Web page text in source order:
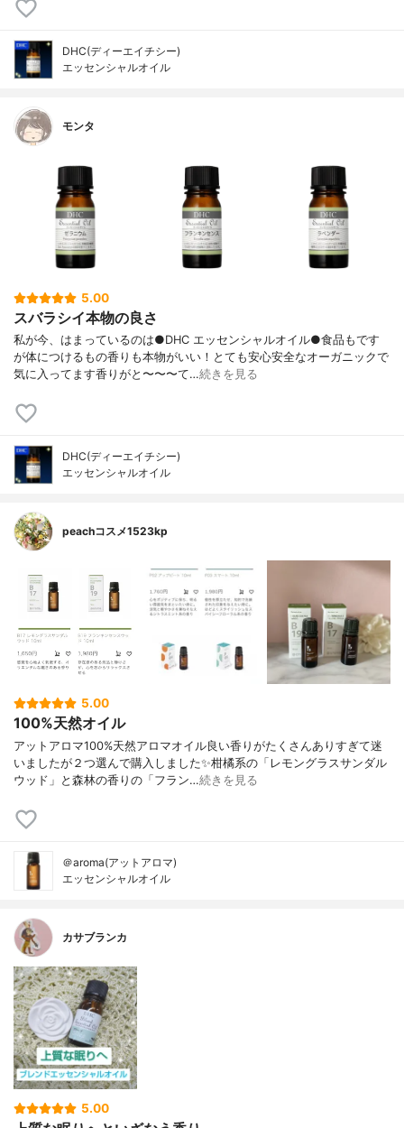
DHC(ディーエイチシー)
エッセンシャルオイル
モンタ
5.00
スバラシイ本物の良さ
私が今、はまっているのは●DHC エッセンシャルオイル●食品もです
が体につけるもの香りも本物がいい！とても安心安全なオーガニックで
気に入ってます香りがと〜〜〜て…続きを見る
DHC(ディーエイチシー)
エッセンシャルオイル
peachコスメ1523kp
5.00
100%天然オイル
アットアロマ100%天然アロマオイル良い香りがたくさんありすぎて迷
いましたが２つ選んで購入しました✨柑橘系の「レモングラスサンダル
ウッド」と森林の香りの「フラン…続きを見る
＠aroma(アットアロマ)
エッセンシャルオイル
カサブランカ
5.00